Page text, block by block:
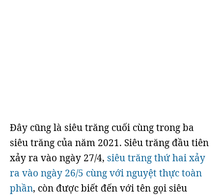
Đây cũng là siêu trăng cuối cùng trong ba
siêu trăng của năm 2021. Siêu trăng đầu tiên
xảy ra vào ngày 27/4, siêu trăng thứ hai xảy
ra vào ngày 26/5 cùng với nguyệt thực toàn
phần, còn được biết đến với tên gọi siêu